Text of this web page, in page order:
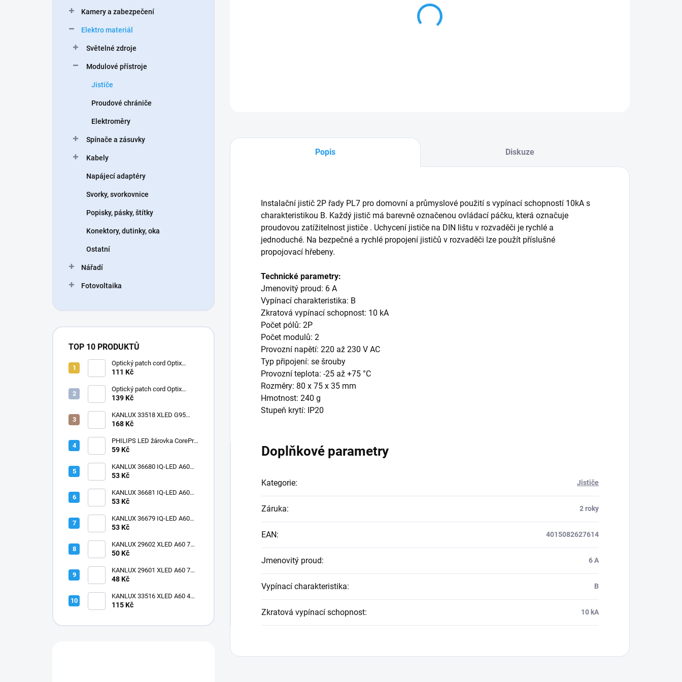
Kamery a zabezpečení
Elektro materiál
Světelné zdroje
Modulové přístroje
Jističe
Proudové chrániče
Elektroměry
Spínače a zásuvky
Kabely
Napájecí adaptéry
Svorky, svorkovnice
Popisky, pásky, štítky
Konektory, dutinky, oka
Ostatní
Nářadí
Fotovoltaika
TOP 10 PRODUKTŮ
Optický patch cord Optix
50/125 OM3 LC-LC duplex
111 Kč
Optický patch cord Optix
50/125 OM2 LC-LC duplex
139 Kč
KANLUX 33518 XLED G95
4W-SW Žárovka LED E27
dekorativní filament
168 Kč
PHILIPS LED žárovka CorePro
LEDbulb ND 7,5-60W
59 Kč
KANLUX 36680 IQ-LED A60
11W-NW Žárovka LED E27
53 Kč
KANLUX 36681 IQ-LED A60
11W-CW Žárovka LED E27
53 Kč
KANLUX 36679 IQ-LED A60
11W-WW Žárovka LED E27
53 Kč
KANLUX 29602 XLED A60 7W-
NW Žárovka LED filament
50 Kč
KANLUX 29601 XLED A60 7W-
WW Žárovka LED filament
48 Kč
KANLUX 33516 XLED A60 4W-
SW Žárovka LED E27 1800K
115 Kč
Popis Diskuze
Instalační jistič 2P řady PL7 pro domovní a průmyslové použití s vypínací schopností 10kA s
charakteristikou B. Každý jistič má barevně označenou ovládací páčku, která označuje
proudovou zatížitelnost jističe . Uchycení jističe na DIN lištu v rozvaděči je rychlé a
jednoduché. Na bezpečné a rychlé propojení jističů v rozvaděči lze použít příslušné
propojovací hřebeny.
Technické parametry:
Jmenovitý proud: 6 A
Vypínací charakteristika: B
Zkratová vypínací schopnost: 10 kA
Počet pólů: 2P
Počet modulů: 2
Provozní napětí: 220 až 230 V AC
Typ připojení: se šrouby
Provozní teplota: -25 až +75 °C
Rozměry: 80 x 75 x 35 mm
Hmotnost: 240 g
Stupeň krytí: IP20
Doplňkové parametry
Kategorie: Jističe
Záruka: 2 roky
EAN: 4015082627614
Jmenovitý proud: 6 A
Vypínací charakteristika: B
Zkratová vypínací schopnost: 10 kA